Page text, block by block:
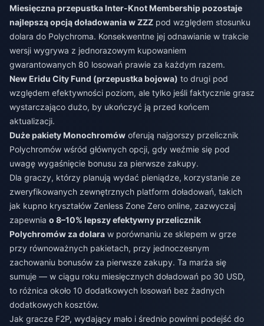
Miesięczna przepustka Inter-Knot Membership pozostaje
najlepszą opcją doładowania w ZZZ pod względem stosunku
dolara do Polychroma. Konsekwentne jej odnawianie w trakcie
wersji wygrywa z jednorazowym kupowaniem
gwarantowanych 80 losowań prawie za każdym razem.
New Eridu City Fund (przepustka bojowa) to drugi pod
względem efektywności poziom, ale tylko jeśli faktycznie grasz
wystarczająco dużo, by ukończyć ją przed końcem
aktualizacji.
Duże pakiety Monochromów oferują najgorszy przelicznik
Polychromów wśród głównych opcji, gdy weźmie się pod
uwagę wygaśnięcie bonusu za pierwsze zakupy.
Dla graczy, którzy planują wydać pieniądze, korzystanie ze
zweryfikowanych zewnętrznych platform doładowań, takich
jak kupno kryształów Zenless Zone Zero online, zazwyczaj
zapewnia o 8–10% lepszy efektywny przelicznik
Polychromów za dolara w porównaniu ze sklepem w grze
przy równoważnych pakietach, przy jednoczesnym
zachowaniu bonusów za pierwsze zakupy. Ta marża się
sumuje — w ciągu roku miesięcznych doładowań po 30 USD,
to różnica około 10 dodatkowych losowań bez żadnych
dodatkowych kosztów.
Jak gracze F2P, wydający mało i średnio powinni podejść do